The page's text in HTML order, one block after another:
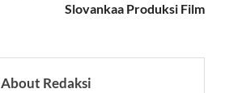
Slovankaa Produksi Film
About Redaksi